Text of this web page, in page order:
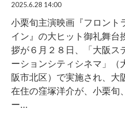
2025.6.28 14:00
小栗旬主演映画『フロント
イン』の大ヒット御礼舞台
拶が６月２８日、「大阪ス
ーションシティシネマ」（
阪市北区）で実施され、大
在住の窪塚洋介が、小栗旬
ー...